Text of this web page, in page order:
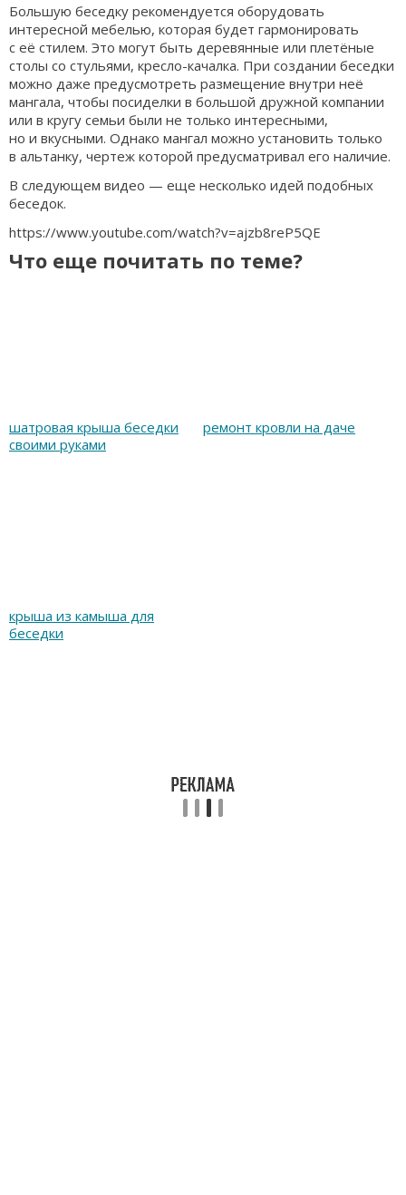
Большую беседку рекомендуется оборудовать
интересной мебелью, которая будет гармонировать
с её стилем. Это могут быть деревянные или плетёные
столы со стульями, кресло-качалка. При создании беседки
можно даже предусмотреть размещение внутри неё
мангала, чтобы посиделки в большой дружной компании
или в кругу семьи были не только интересными,
но и вкусными. Однако мангал можно установить только
в альтанку, чертеж которой предусматривал его наличие.
В следующем видео — еще несколько идей подобных
беседок.
https://www.youtube.com/watch?v=ajzb8reP5QE
Что еще почитать по теме?
шатровая крыша беседки
своими руками
ремонт кровли на даче
крыша из камыша для
беседки